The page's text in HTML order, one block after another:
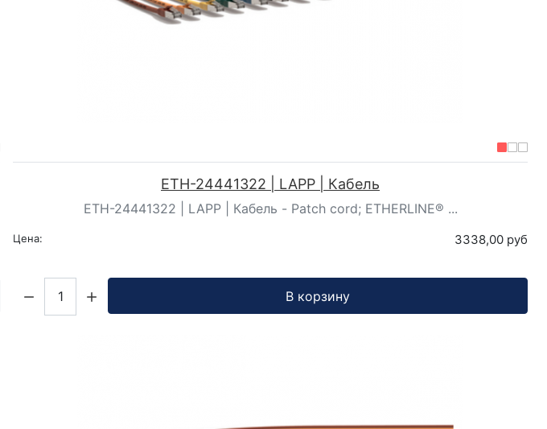
ETH-24441322 | LAPP | Кабель
ETH-24441322 | LAPP | Кабель - Patch cord; ETHERLINE® ...
Цена: 3338,00 руб
В корзину